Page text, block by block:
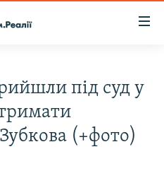
під суд у
(+фото)